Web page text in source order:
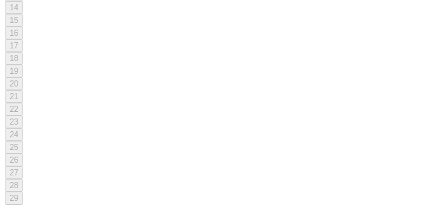
14
15
16
17
18
19
20
21
22
23
24
25
26
27
28
29